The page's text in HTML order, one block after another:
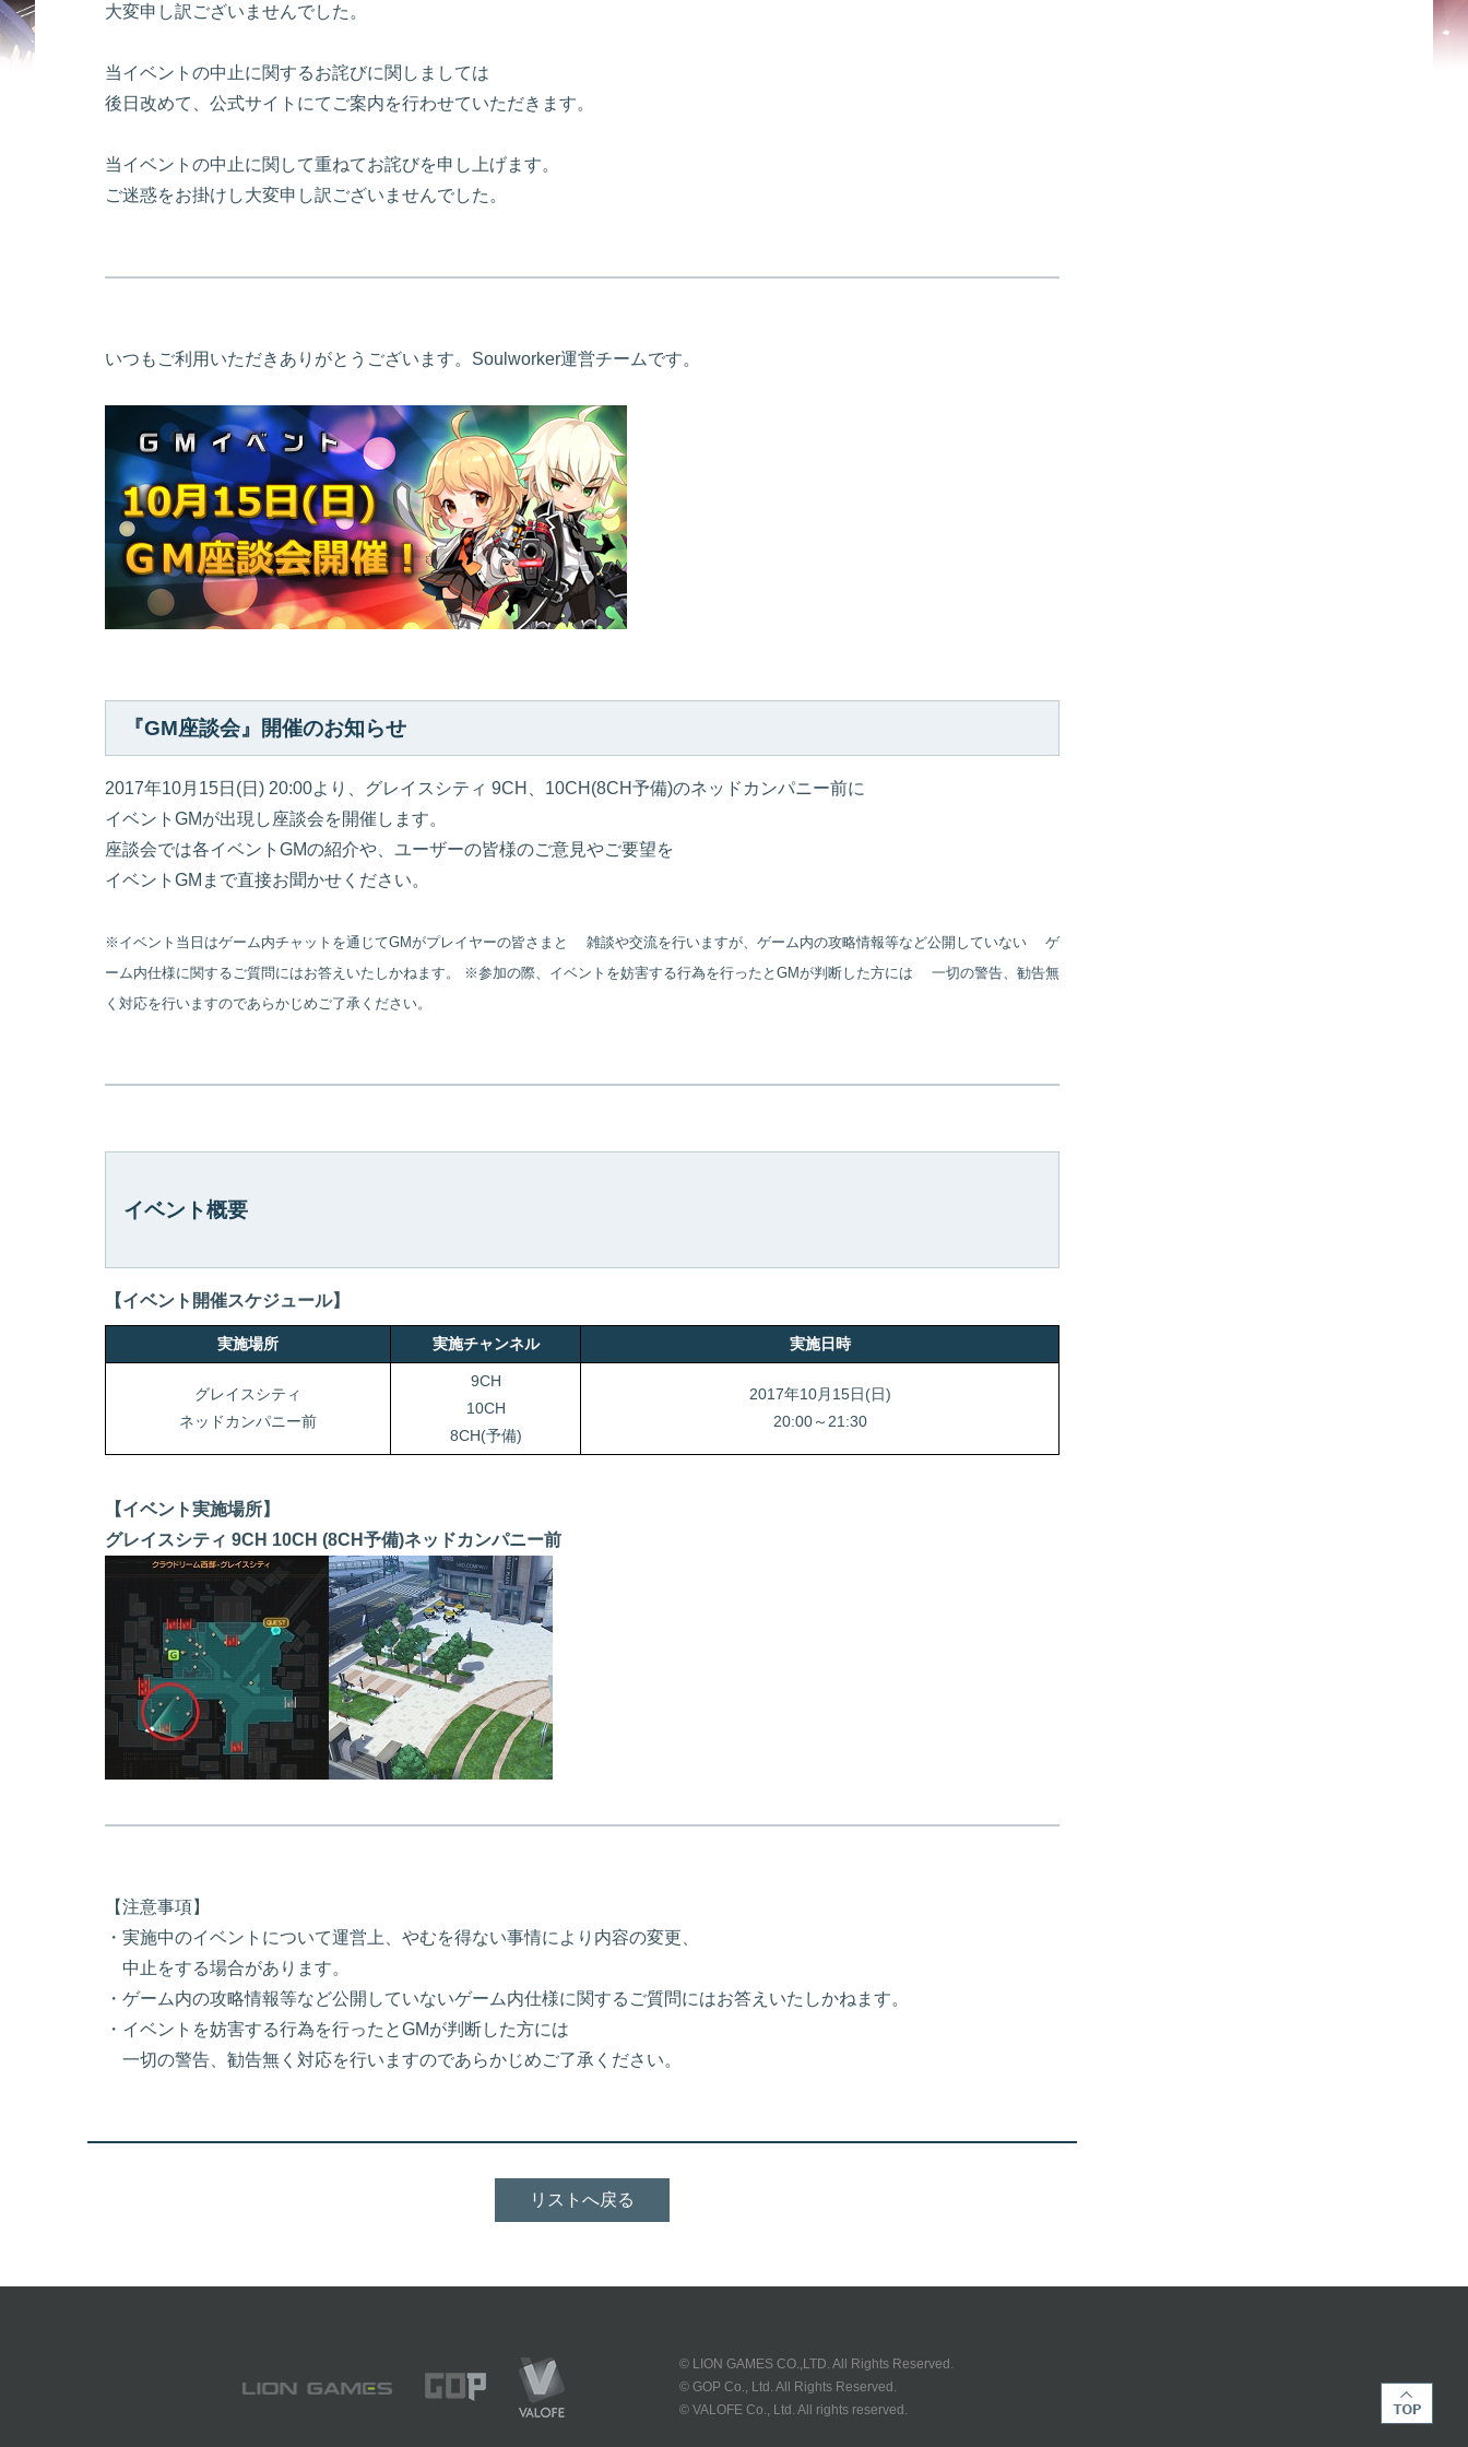
大変申し訳ございませんでした。
当イベントの中止に関するお詫びに関しましては
後日改めて、公式サイトにてご案内を行わせていただきます。
当イベントの中止に関して重ねてお詫びを申し上げます。
ご迷惑をお掛けし大変申し訳ございませんでした。
いつもご利用いただきありがとうございます。Soulworker運営チームです。
『GM座談会』開催のお知らせ
2017年10月15日(日) 20:00より、グレイスシティ 9CH、10CH(8CH予備)のネッドカンパニー前に
イベントGMが出現し座談会を開催します。
座談会では各イベントGMの紹介や、ユーザーの皆様のご意見やご要望を
イベントGMまで直接お聞かせください。
※イベント当日はゲーム内チャットを通じてGMがプレイヤーの皆さまと 雑談や交流を行いますが、ゲーム内の攻略情報等など公開していない ゲ
ーム内仕様に関するご質問にはお答えいたしかねます。
※参加の際、イベントを妨害する行為を行ったとGMが判断した方には 一切の警告、勧告無
く対応を行いますのであらかじめご了承ください。
イベント概要
【イベント開催スケジュール】
実施場所 実施チャンネル 実施日時
グレイスシティ
ネッドカンパニー前
9CH
10CH
8CH(予備)
2017年10月15日(日)
20:00～21:30
【イベント実施場所】
グレイスシティ 9CH 10CH (8CH予備)ネッドカンパニー前
【注意事項】
・実施中のイベントについて運営上、やむを得ない事情により内容の変更、
中止をする場合があります。
・ゲーム内の攻略情報等など公開していないゲーム内仕様に関するご質問にはお答えいたしかねます。
・イベントを妨害する行為を行ったとGMが判断した方には
一切の警告、勧告無く対応を行いますのであらかじめご了承ください。
リストへ戻る
© LION GAMES CO.,LTD. All Rights Reserved.
© GOP Co., Ltd. All Rights Reserved.
© VALOFE Co., Ltd. All rights reserved.